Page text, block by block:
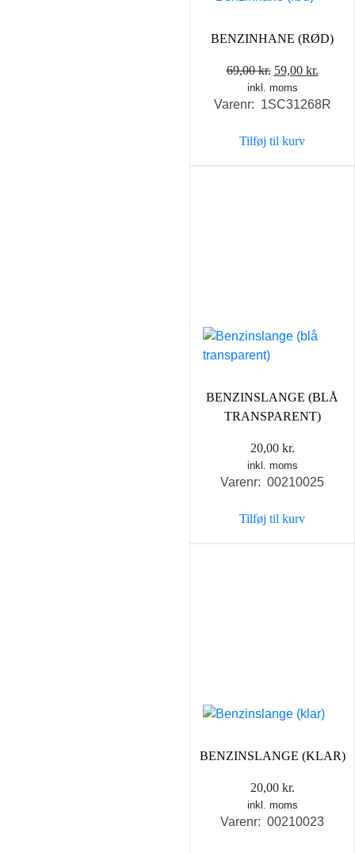
BENZINHANE (RØD)
69,00kr. Den
oprindelige
pris
69,00 kr..
59,00 kr.
pris
inkl. moms
Varenr: 1SC31268R
Tilføj til kurv
BENZINSLANGE (BLÅ
TRANSPARENT)
20,00 kr.
inkl. moms
Varenr: 00210025
Tilføj til kurv
BENZINSLANGE (KLAR)
20,00 kr.
inkl. moms
Varenr: 00210023